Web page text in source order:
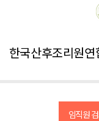
한국산후조리원
임직원